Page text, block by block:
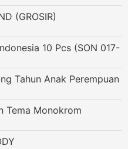
(GROSIR)
10 Pcs (SON 017-
Tahun Anak Perempuan
Tema Monokrom